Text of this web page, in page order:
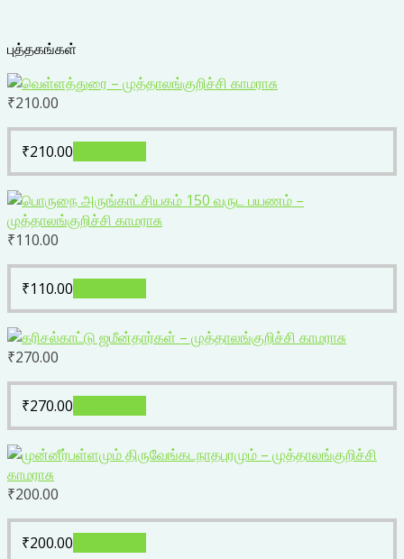
புத்தகங்கள்
₹210.00
₹210.00
₹110.00
₹110.00
₹270.00
₹270.00
₹200.00
₹200.00